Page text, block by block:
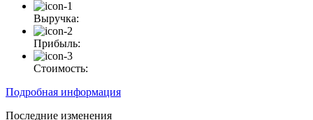
Выручка:
Прибыль:
Стоимость:
Подробная информация
Последние изменения